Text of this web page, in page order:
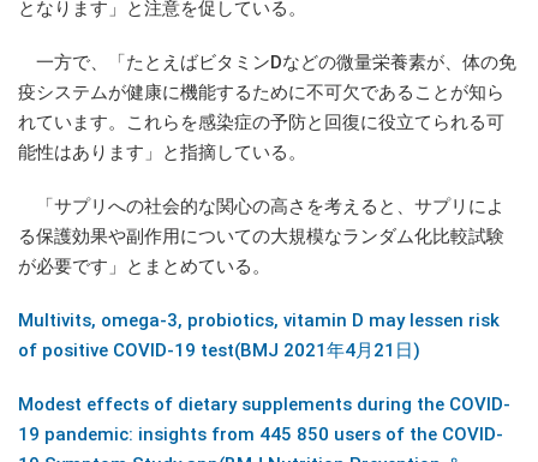
となります」と注意を促している。
一方で、「たとえばビタミンDなどの微量栄養素が、体の免
疫システムが健康に機能するために不可欠であることが知ら
れています。これらを感染症の予防と回復に役立てられる可
能性はあります」と指摘している。
「サプリへの社会的な関心の高さを考えると、サプリによ
る保護効果や副作用についての大規模なランダム化比較試験
が必要です」とまとめている。
Multivits, omega-3, probiotics, vitamin D may lessen risk
of positive COVID-19 test(BMJ 2021年4月21日)
Modest effects of dietary supplements during the COVID-
19 pandemic: insights from 445 850 users of the COVID-